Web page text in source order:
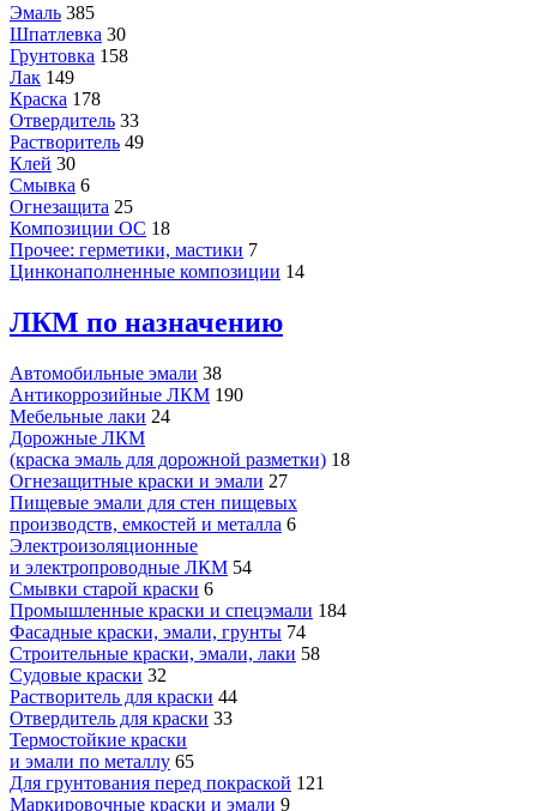
Эмаль 385
Шпатлевка 30
Грунтовка 158
Лак 149
Краска 178
Отвердитель 33
Растворитель 49
Клей 30
Смывка 6
Огнезащита 25
Композиции ОС 18
Прочее: герметики, мастики 7
Цинконаполненные композиции 14
ЛКМ по назначению
Автомобильные эмали 38
Антикоррозийные ЛКМ 190
Мебельные лаки 24
Дорожные ЛКМ
(краска эмаль для дорожной разметки) 18
Огнезащитные краски и эмали 27
Пищевые эмали для стен пищевых
производств, емкостей и металла 6
Электроизоляционные
и электропроводные ЛКМ 54
Смывки старой краски 6
Промышленные краски и спецэмали 184
Фасадные краски, эмали, грунты 74
Строительные краски, эмали, лаки 58
Судовые краски 32
Растворитель для краски 44
Отвердитель для краски 33
Термостойкие краски
и эмали по металлу 65
Для грунтования перед покраской 121
Маркировочные краски и эмали 9